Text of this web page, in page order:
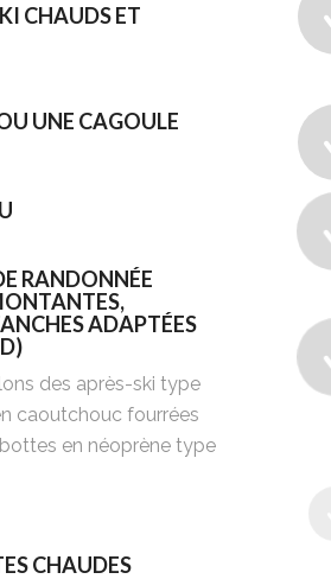
CHAUDS ET
UNE CAGOULE
RANDONNÉE
ADAPTÉES
des après-ski type
caoutchouc fourrées
en néoprène type
CHAUDES